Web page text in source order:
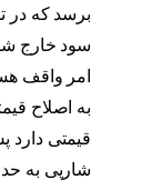
برسد که در
سود خارج
امر واقف
به اصلاح
قیمتی دارد
شارپی به